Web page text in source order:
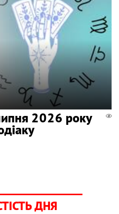
2026 року
ДНЯ